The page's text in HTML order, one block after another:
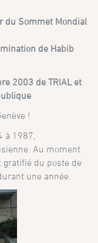
du Sommet Mondial
de Habib
2003 de TRIAL et
!
à 1987,
Au moment
gratifié du poste de
une année.